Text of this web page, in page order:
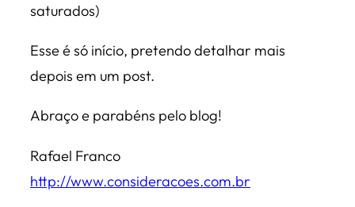
saturados)
Esse é só início, pretendo detalhar mais
depois em um post.
Abraço e parabéns pelo blog!
Rafael Franco
http://www.consideracoes.com.br